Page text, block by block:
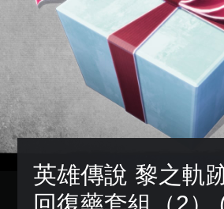
英雄傳說 黎之軌